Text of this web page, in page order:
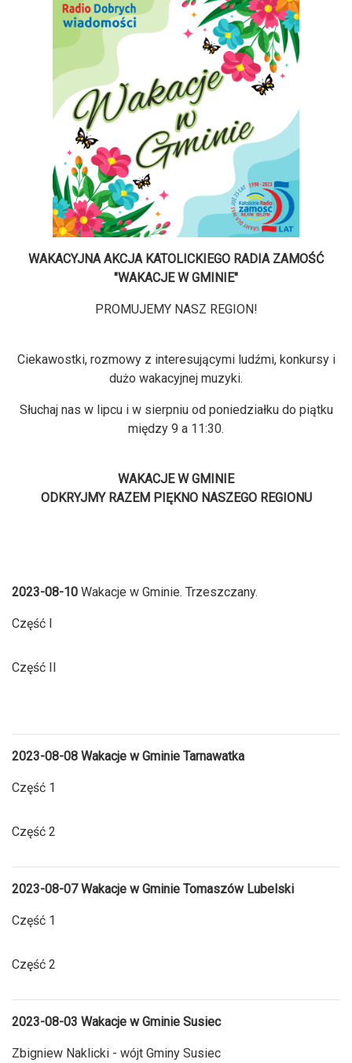
WAKACYJNA AKCJA KATOLICKIEGO RADIA ZAMOŚĆ
"WAKACJE W GMINIE"
PROMUJEMY NASZ REGION!
Ciekawostki, rozmowy z interesującymi ludźmi, konkursy i
dużo wakacyjnej muzyki.
Słuchaj nas w lipcu i w sierpniu od poniedziałku do piątku
między 9 a 11:30.
WAKACJE W GMINIE
ODKRYJMY RAZEM PIĘKNO NASZEGO REGIONU
2023-08-10 Wakacje w Gminie. Trzeszczany.
Część I
Część II
2023-08-08 Wakacje w Gminie Tarnawatka
Część 1
Część 2
2023-08-07 Wakacje w Gminie Tomaszów Lubelski
Część 1
Część 2
2023-08-03 Wakacje w Gminie Susiec
Zbigniew Naklicki - wójt Gminy Susiec